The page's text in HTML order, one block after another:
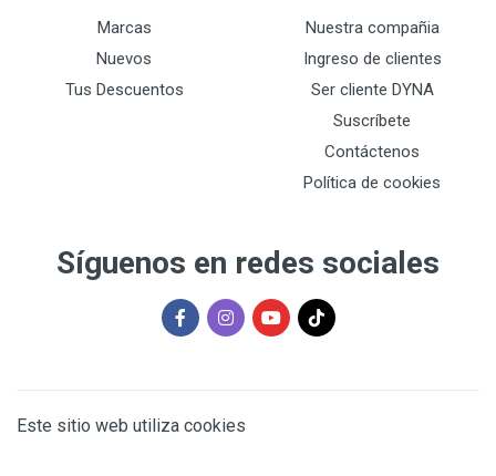
Marcas
Nuevos
Tus Descuentos
Nuestra compañia
Ingreso de clientes
Ser cliente DYNA
Suscríbete
Contáctenos
Política de cookies
Síguenos en redes sociales
Este sitio web utiliza cookies